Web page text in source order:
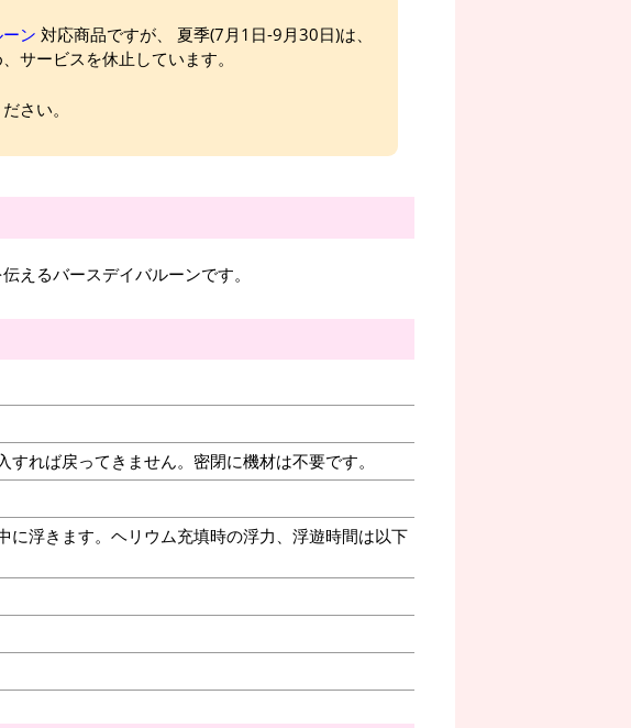
ン 対応商品ですが、 夏季(7月1日-9月30日)は、
サービスを休止しています。
さい。
えるバースデイバルーンです。
れば戻ってきません。密閉に機材は不要です。
に浮きます。ヘリウム充填時の浮力、浮遊時間は以下